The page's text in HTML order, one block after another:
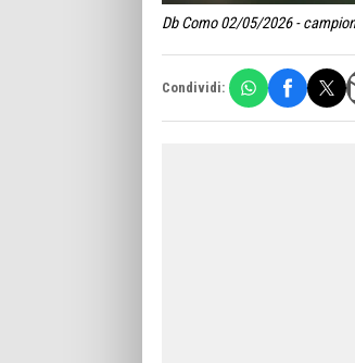
Db Como 02/05/2026 -
Condividi: